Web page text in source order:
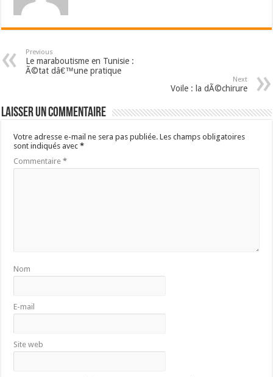
Previous
Le maraboutisme en Tunisie :
Ã©tat dâ€™une pratique
Next
Voile : la dÃ©chirure
Laisser un commentaire
Votre adresse e-mail ne sera pas publiée. Les champs obligatoires
sont indiqués avec*
Commentaire*
Nom
E-mail
Site web